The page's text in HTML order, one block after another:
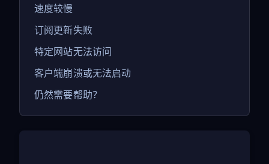
速度较慢
订阅更新失败
特定网站无法访问
客户端崩溃或无法启动
仍然需要帮助？